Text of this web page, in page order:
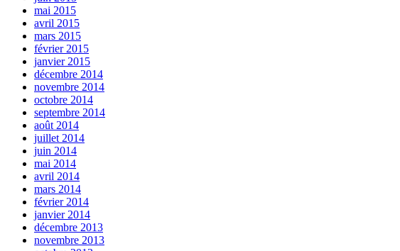
mai 2015
avril 2015
mars 2015
février 2015
janvier 2015
décembre 2014
novembre 2014
octobre 2014
septembre 2014
août 2014
juillet 2014
juin 2014
mai 2014
avril 2014
mars 2014
février 2014
janvier 2014
décembre 2013
novembre 2013